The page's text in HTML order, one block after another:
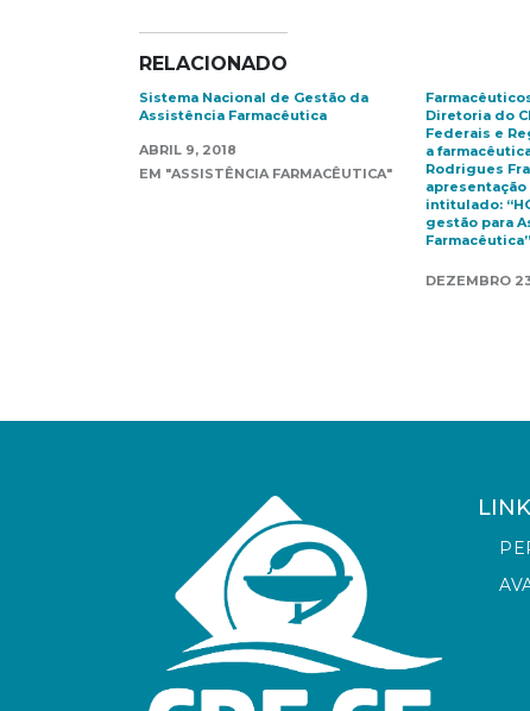
RELACIONADO
Sistema Nacional de Gestão da
Assistência Farmacêutica
ABRIL 9, 2018
EM "ASSISTÊNCIA FARMACÊUTICA"
Diretoria do
Federais e
a
Rodrigues
intitulado:
gestão para
Farmacêutica”
DEZEMBRO